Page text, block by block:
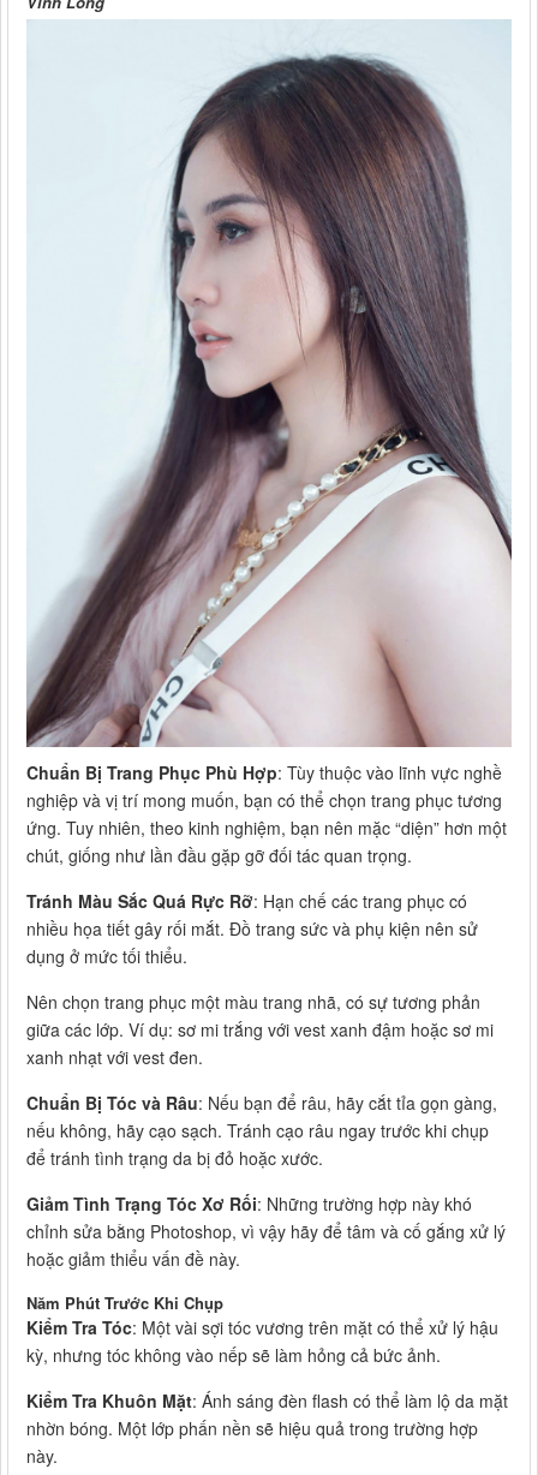
Chuẩn Bị Trang Phục Phù Hợp: Tùy thuộc vào lĩnh vực nghề
nghiệp và vị trí mong muốn, bạn có thể chọn trang phục tương
ứng. Tuy nhiên, theo kinh nghiệm, bạn nên mặc “diện” hơn một
chút, giống như lần đầu gặp gỡ đối tác quan trọng.
Tránh Màu Sắc Quá Rực Rỡ: Hạn chế các trang phục có
nhiều họa tiết gây rối mắt. Đồ trang sức và phụ kiện nên sử
dụng ở mức tối thiểu.
Nên chọn trang phục một màu trang nhã, có sự tương phản
giữa các lớp. Ví dụ: sơ mi trắng với vest xanh đậm hoặc sơ mi
xanh nhạt với vest đen.
Chuẩn Bị Tóc và Râu: Nếu bạn để râu, hãy cắt tỉa gọn gàng,
nếu không, hãy cạo sạch. Tránh cạo râu ngay trước khi chụp
để tránh tình trạng da bị đỏ hoặc xước.
Giảm Tình Trạng Tóc Xơ Rối: Những trường hợp này khó
chỉnh sửa bằng Photoshop, vì vậy hãy để tâm và cố gắng xử lý
hoặc giảm thiểu vấn đề này.
Năm Phút Trước Khi Chụp
Kiểm Tra Tóc: Một vài sợi tóc vương trên mặt có thể xử lý hậu
kỳ, nhưng tóc không vào nếp sẽ làm hỏng cả bức ảnh.
Kiểm Tra Khuôn Mặt: Ánh sáng đèn flash có thể làm lộ da mặt
nhờn bóng. Một lớp phấn nền sẽ hiệu quả trong trường hợp
này.